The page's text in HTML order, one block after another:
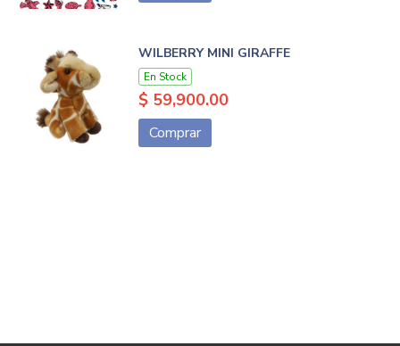
WILBERRY MINI GIRAFFE
En Stock
$ 59,900.00
Comprar